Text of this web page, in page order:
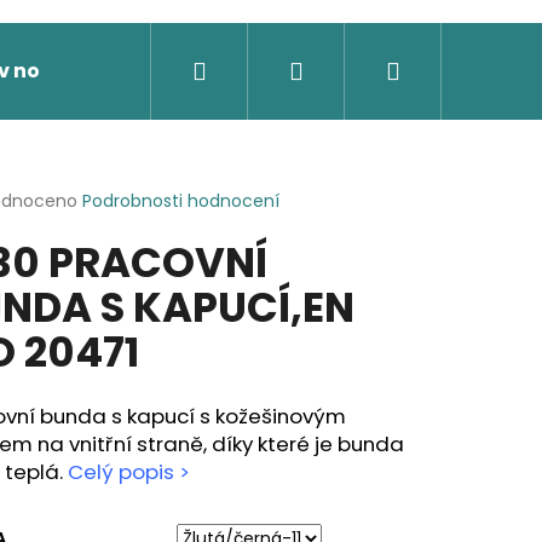
Výprodej Dárkové poukazy
Přihlášení
Podrobnosti hodnocení
PRACOVNÍ
S KAPUCÍ,EN
20471
bunda s kapucí s kožešinovým
na vnitřní straně, díky které je bunda
teplá. Celý popis >
BUNDA,